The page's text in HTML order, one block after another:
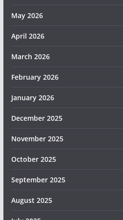
May 2026
April 2026
March 2026
February 2026
January 2026
December 2025
November 2025
October 2025
September 2025
August 2025